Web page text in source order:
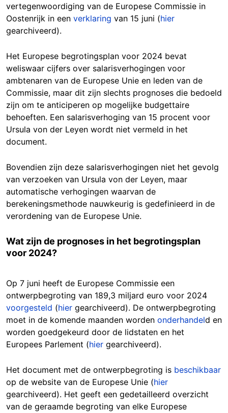
vertegenwoordiging van de Europese Commissie in
Oostenrijk in een verklaring van 15 juni (hier
gearchiveerd).
Het Europese begrotingsplan voor 2024 bevat
weliswaar cijfers over salarisverhogingen voor
ambtenaren van de Europese Unie en leden van de
Commissie, maar dit zijn slechts prognoses die bedoeld
zijn om te anticiperen op mogelijke budgettaire
behoeften. Een salarisverhoging van 15 procent voor
Ursula von der Leyen wordt niet vermeld in het
document.
Bovendien zijn deze salarisverhogingen niet het gevolg
van verzoeken van Ursula von der Leyen, maar
automatische verhogingen waarvan de
berekeningsmethode nauwkeurig is gedefinieerd in de
verordening van de Europese Unie.
Wat zijn de prognoses in het begrotingsplan
voor 2024?
Op 7 juni heeft de Europese Commissie een
ontwerpbegroting van 189,3 miljard euro voor 2024
voorgesteld (hier gearchiveerd). De ontwerpbegroting
moet in de komende maanden worden onderhandeld en
worden goedgekeurd door de lidstaten en het
Europees Parlement (hier gearchiveerd).
Het document met de ontwerpbegroting is beschikbaar
op de website van de Europese Unie (hier
gearchiveerd). Het geeft een gedetailleerd overzicht
van de geraamde begroting van elke Europese